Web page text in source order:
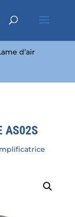
d’air
AS02S